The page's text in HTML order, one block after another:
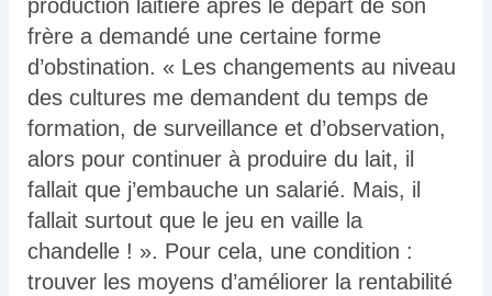
production laitière après le départ de son
frère a demandé une certaine forme
d’obstination. « Les changements au niveau
des cultures me demandent du temps de
formation, de surveillance et d’observation,
alors pour continuer à produire du lait, il
fallait que j’embauche un salarié. Mais, il
fallait surtout que le jeu en vaille la
chandelle ! ». Pour cela, une condition :
trouver les moyens d’améliorer la rentabilité